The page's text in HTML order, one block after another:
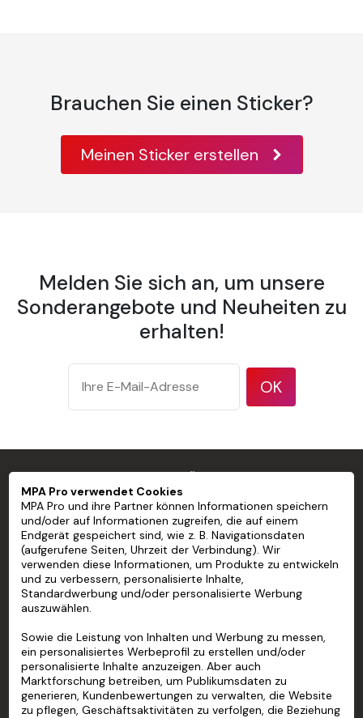
Brauchen Sie einen Sticker?
Meinen Sticker erstellen
Melden Sie sich an, um unsere
Sonderangebote und Neuheiten zu
erhalten!
OK
MARKIERUNGEN
MPA PRO
UNSERE DIENSTLEISTUNGEN
MEIN KONTO
HILFE
ÜBER UNS
MPA Pro verwendet Cookies
MPA Pro und ihre Partner können Informationen speichern
und/oder auf Informationen zugreifen, die auf einem
Endgerät gespeichert sind, wie z. B. Navigationsdaten
(aufgerufene Seiten, Uhrzeit der Verbindung). Wir
verwenden diese Informationen, um Produkte zu entwickeln
und zu verbessern, personalisierte Inhalte,
Standardwerbung und/oder personalisierte Werbung
auszuwählen.
Sowie die Leistung von Inhalten und Werbung zu messen,
ein personalisiertes Werbeprofil zu erstellen und/oder
personalisierte Inhalte anzuzeigen. Aber auch
Marktforschung betreiben, um Publikumsdaten zu
generieren, Kundenbewertungen zu verwalten, die Website
zu pflegen, Geschäftsaktivitäten zu verfolgen, die Beziehung